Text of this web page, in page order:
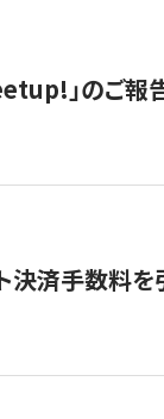
」のご報
決済手数料